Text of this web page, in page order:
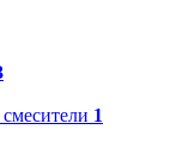
1